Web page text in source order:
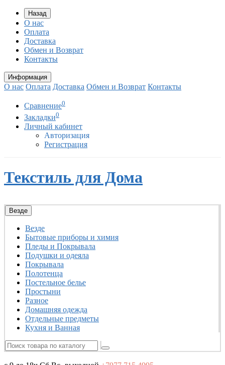
Назад
О нас
Оплата
Доставка
Обмен и Возврат
Контакты
Информация
О нас Оплата Доставка Обмен и Возврат Контакты
Сравнение0
Закладки0
Личный кабинет
Авторизация
Регистрация
Текстиль для Дома
Везде
Везде
Бытовые приборы и химия
Пледы и Покрывала
Подушки и одеяла
Покрывала
Полотенца
Постельное белье
Простыни
Разное
Домашняя одежда
Отдельные предметы
Кухня и Ванная